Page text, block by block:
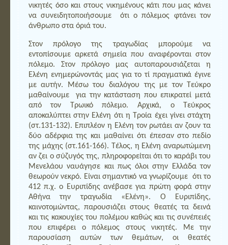
νικητές όσο και στους νικημένους κάτι που μας κάνει
να συνειδητοποιήσουμε ότι ο πόλεμος φτάνει τον
άνθρωπο στα όριά του.
Στον πρόλογο της τραγωδίας μπορούμε να
εντοπίσουμε αρκετά σημεία που αναφέρονται στον
πόλεμο. Στον πρόλογο μας αυτοπαρουσιάζεται η
Ελένη ενημερώνοντάς μας για το τί πραγματικά έγινε
με αυτήν. Μέσω του διαλόγου της με τον Τεύκρο
μαθαίνουμε για την κατάσταση που επικρατεί μετά
από τον Τρωικό πόλεμο. Αρχικά, ο Τεύκρος
αποκαλύπτει στην Ελένη ότι η Τροία έχει γίνει στάχτη
(στ.131-132). Επιπλέον η Ελένη τον ρωτάει αν ζουν τα
δύο αδέρφια της και μαθαίνει ότι έπεσαν στο πεδίο
της μάχης (στ.161-166). Τέλος, η Ελένη αναρωτώμενη
αν ζει ο σύζυγός της, πληροφορείται ότι το καράβι του
Μενελάου ναυάγησε και πως όλοι στην Ελλάδα τον
θεωρούν νεκρό. Είναι σημαντικό να γνωρίζουμε ότι το
412 π.χ. ο Ευριπίδης ανέβασε για πρώτη φορά στην
Αθήνα την τραγωδία «Ελένη». Ο Ευριπίδης,
καινοτομώντας, παρουσιάζει στους θεατές τα δεινά
και τις κακουχίες του πολέμου καθώς και τις συνέπειές
που επιφέρει ο πόλεμος στους νικητές. Με την
παρουσίαση αυτών των θεμάτων, οι θεατές